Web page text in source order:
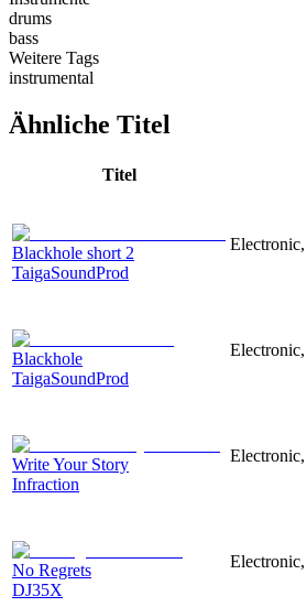
drums
bass
Weitere Tags
instrumental
Ähnliche Titel
Titel
Blackhole short 2
TaigaSoundProd
Blackhole
TaigaSoundProd
Write Your Story
Infraction
No Regrets
DJ35X
Electronic,